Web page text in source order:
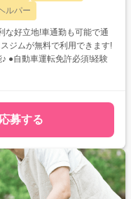
ルパー
な好立地!車通勤も可能で通
ジムが無料で利用できます!
●自動車運転免許必須!経験
応募する